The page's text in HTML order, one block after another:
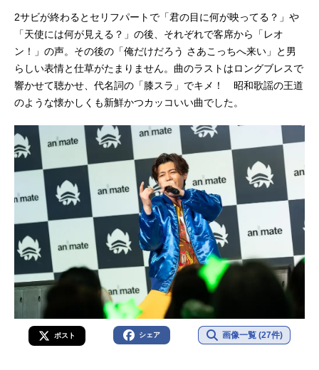
2サビが終わるとセリフパートで「君の目に何が映ってる？」や
「天使には何が見える？」の後、それぞれで客席から「レオ
ン！」の声。その後の「俺だけだろう さあこっちへ来い」と男
らしい表情と仕草がたまりません。曲のラストはロングブレスで
響かせて聴かせ、代名詞の「膝スラ」でキメ！ 昭和歌謡の王道
のような懐かしくも新鮮かつカッコいい曲でした。
ポスト シェア 画像一覧 (27件)